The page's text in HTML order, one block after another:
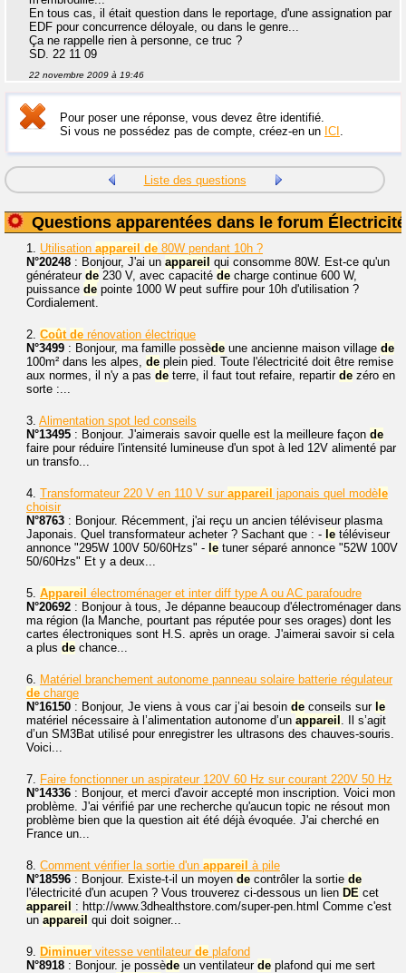
En tous cas, il était question dans le reportage, d'une assignation par
EDF pour concurrence déloyale, ou dans le genre...
Ça ne rappelle rien à personne, ce truc ?
SD. 22 11 09
22 novembre 2009 à 19:46
Pour poser une réponse, vous devez être identifié.
Si vous ne possédez pas de compte, créez-en un ICI .
Liste des questions
Questions apparentées dans le forum Électricité
1. Utilisation appareil de 80W pendant 10h ?
N°20248 : Bonjour, J'ai un appareil qui consomme 80W. Est-ce qu'un
générateur de 230 V, avec capacité de charge continue 600 W,
puissance de pointe 1000 W peut suffire pour 10h d'utilisation ?
Cordialement.
2. Coût de rénovation électrique
N°3499 : Bonjour, ma famille possède une ancienne maison village de
100m² dans les alpes, de plein pied. Toute l'électricité doit être remise
aux normes, il n'y a pas de terre, il faut tout refaire, repartir de zéro en
sorte :...
3. Alimentation spot led conseils
N°13495 : Bonjour. J'aimerais savoir quelle est la meilleure façon de
faire pour réduire l'intensité lumineuse d'un spot à led 12V alimenté par
un transfo...
4. Transformateur 220 V en 110 V sur appareil japonais quel modè le
choisir
N°8763 : Bonjour. Récemment, j'ai reçu un ancien téléviseur plasma
Japonais. Quel transformateur acheter ? Sachant que : - le téléviseur
annonce "295W 100V 50/60Hzs" - le tuner séparé annonce "52W 100V
50/60Hzs" Et y a deux...
5. Appareil électroménager et inter diff type A ou AC parafoudre
N°20692 : Bonjour à tous, Je dépanne beaucoup d'électroménager dans
ma région (la Manche, pourtant pas réputée pour ses orages) dont les
cartes électroniques sont H.S. après un orage. J'aimerai savoir si cela
a plus de chance...
6. Matériel branchement autonome panneau solaire batterie régulateur
de charge
N°16150 : Bonjour, Je viens à vous car j’ai besoin de conseils sur le
matériel nécessaire à l’alimentation autonome d’un appareil . Il s’agit
d’un SM3Bat utilisé pour enregistrer les ultrasons des chauves-souris.
Voici...
7. Faire fonctionner un aspirateur 120V 60 Hz sur courant 220V 50 Hz
N°14336 : Bonjour, et merci d'avoir accepté mon inscription. Voici mon
problème. J'ai vérifié par une recherche qu'aucun topic ne résout mon
problème bien que la question ait été déjà évoquée. J'ai cherché en
France un...
8. Comment vérifier la sortie d'un appareil à pile
N°18596 : Bonjour. Existe-t-il un moyen de contrôler la sortie de
l'électricité d'un acupen ? Vous trouverez ci-dessous un lien DE cet
appareil
: http://www.3dhealthstore.com/super-pen.html Comme c'est
un appareil qui doit soigner...
9. Diminuer vitesse ventilateur de plafond
N°8918 : Bonjour. je possède un ventilateur de plafond qui me sert